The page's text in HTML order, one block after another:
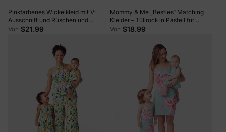
Pinkfarbenes Wickelkleid mit V-
Ausschnitt und Rüschen und
flatternden Ärmeln für Mama und
Von $21.99
Mommy & Me „Besties“ Matching
Kleider – Tüllrock in Pastell für
Mädchen, geripptes Bodycon-Kleid
Familienausflüge & Fotos in
Von $18.99